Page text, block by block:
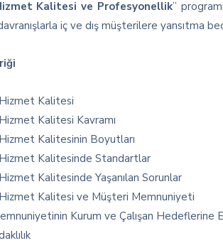
Kalitesi ve Profesyonellik”
iç ve dış müşterilere yansıtma
Kalitesi
Kalitesi Kavramı
Kalitesinin Boyutları
Kalitesinde Standartlar
Kalitesinde Yaşanılan Sorunlar
Kalitesi ve Müşteri Memnuniyeti
Kurum ve Çalışan Hedeflerine